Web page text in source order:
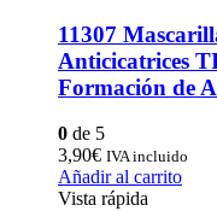
11307
Anticicatrices
Formación de
0 de 5
3,90€ IVA incluido
Añadir al carrito
Vista rápida